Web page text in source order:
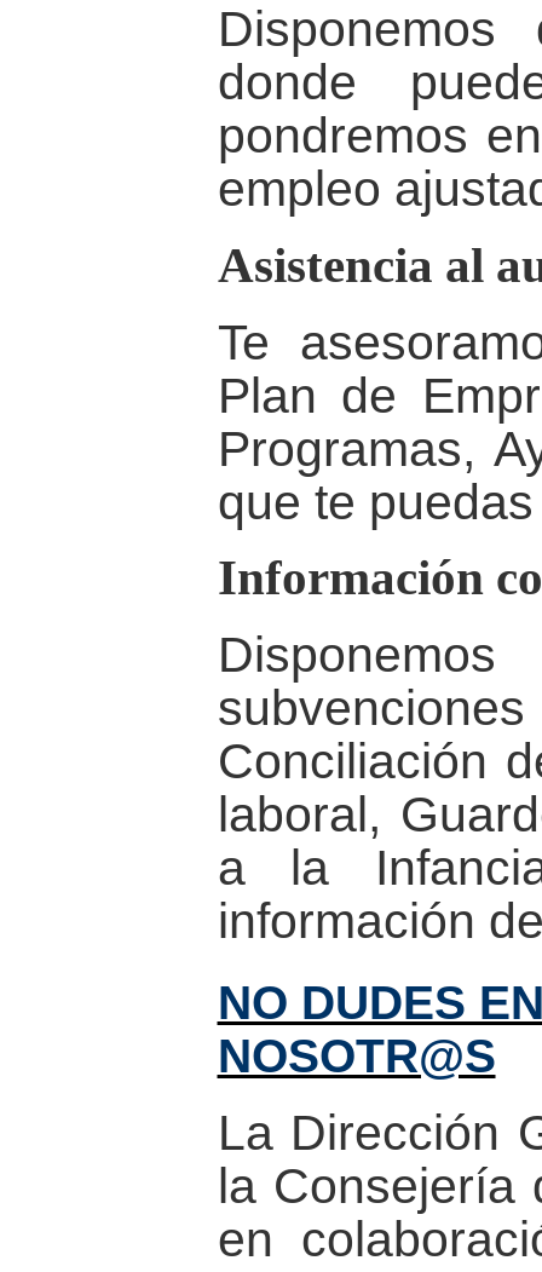
donde
pondremos
empleo
Asistencia al
Te
Plan de
Programas,
que te
Información
Conciliación
laboral,
a la
información
NO DUDES
NOSOTR@S
La Dirección
la Consejería
en